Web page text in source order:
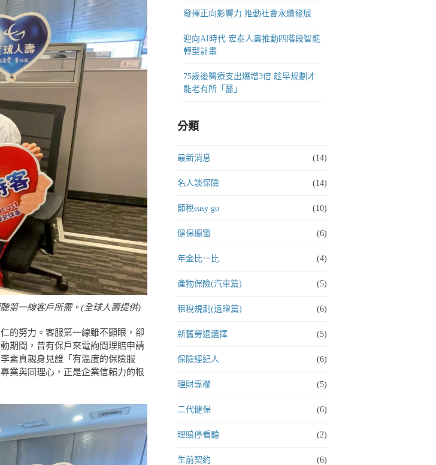
第一線客戶所需。(全球人壽提供)
的努力。客服第一線雖不顯眼，卻
期間，曾有保戶來電詢問理賠申請
素真親身見證「有溫度的保險服
業與同理心，正是企業信賴力的根
發揮正向影響力 推動社會永續發展
迎向AI時代 宏泰人壽推動四階段智能
轉型計畫
75歲後醫療支出爆增3倍 趁早規劃才
能老有所「醫」
分類
最新消息 (14)
名人談保險 (14)
節稅easy go (10)
健保櫥窗 (6)
年金比一比 (4)
產物保險(汽車篇) (5)
租稅規劃(遺贈篇) (6)
新舊勞退選擇 (5)
保險經紀人 (6)
理財專欄 (5)
二代健保 (6)
理賠停看聽 (2)
生前契約 (6)